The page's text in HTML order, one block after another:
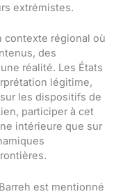
extrémistes.
contexte régional où
des
réalité. Les États
légitime,
les dispositifs de
participer à cet
intérieure que sur
est mentionné